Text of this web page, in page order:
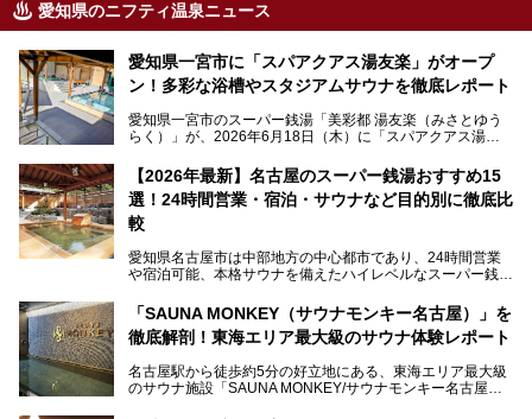
愛知県のニフティ温泉ニュース
愛知県一宮市に「スパアクアス湯友楽」がオープ
ン！多彩な浴槽やスタジアムサウナを徹底レポート
愛知県一宮市のスーパー銭湯「美彩都 湯友楽（みさとゆう
らく）」が、2026年6月18日（木）に「スパアクアス湯友
この地で30年にわたり愛され続けてきた施設だからこそ、
地元住民をはじめオープンを待ちわびている人も多いのでは
ないでしょうか。
老朽化した設備の補修を機に、2年前からじっくり構想を練
ってきたというだけあって、館内の充実度は想像以上。
以前の4倍に拡張したという露天エリアや10の浴槽、40人収
容の巨大なスタジアムサウナに、岩盤浴やリラクゼーション
までまるごと楽しめる施設に生まれ変わりました。
今回は、全面リニューアルして新しくなった「スパアクアス
【2026年最新】名古屋のスーパー銭湯おすすめ15
選！24時間営業・宿泊・サウナなど目的別に徹底比
較
愛知県名古屋市は中部地方の中心都市であり、24時間営業
や宿泊可能、本格サウナを備えたハイレベルなスーパー銭湯
そのため、「日々の仕事の疲れを心身ともにリセットした
い」「休日に時間を忘れて1日中ダラダラ過ごしたい」「コ
くある点が魅力です！
「SAUNA MONKEY（サウナモンキー名古屋）」を
徹底解剖！東海エリア最大級のサウナ体験レポート
名古屋駅から徒歩約5分の好立地にある、東海エリア最大級
のサウナ施設「SAUNA MONKEY/サウナモンキー名古屋」